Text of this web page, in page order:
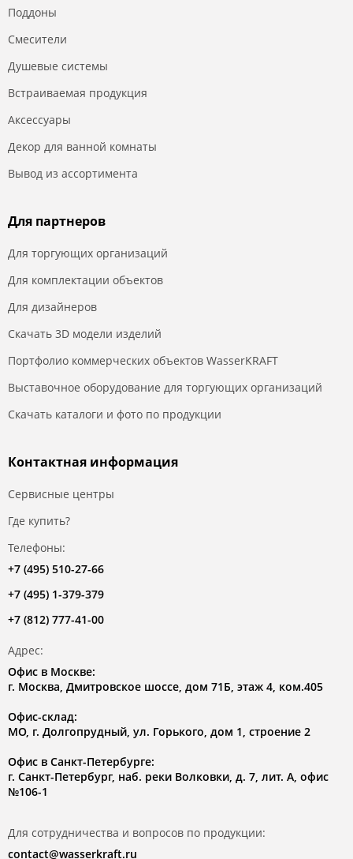
Поддоны
Смесители
Душевые системы
Встраиваемая продукция
Аксессуары
Декор для ванной комнаты
Вывод из ассортимента
Для партнеров
Для торгующих организаций
Для комплектации объектов
Для дизайнеров
Скачать 3D модели изделий
Портфолио коммерческих объектов WasserKRAFT
Выставочное оборудование для торгующих организаций
Скачать каталоги и фото по продукции
Контактная информация
Сервисные центры
Где купить?
Телефоны:
+7 (495) 510-27-66
+7 (495) 1-379-379
+7 (812) 777-41-00
Адрес:
Офис в Москве:
г. Москва, Дмитровское шоссе, дом 71Б, этаж 4, ком.405
Офис-склад:
МО, г. Долгопрудный, ул. Горького, дом 1, строение 2
Офис в Санкт-Петербурге:
г. Санкт-Петербург, наб. реки Волковки, д. 7, лит. А, офис
№106-1
Для сотрудничества и вопросов по продукции:
contact@wasserkraft.ru